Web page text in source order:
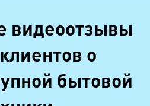
видеоотзывы
о
бытовой